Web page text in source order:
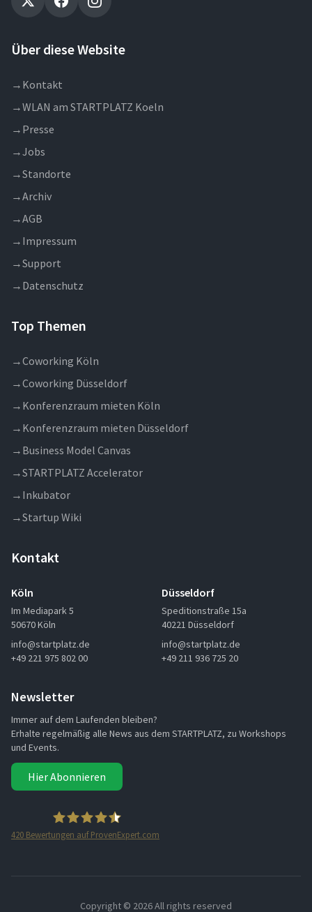
Über diese Website
→ Kontakt
→WLAN am STARTPLATZ Koeln
→ Presse
→Jobs
→Standorte
→Archiv
→AGB
→ Impressum
→Support
→ Datenschutz
Top Themen
→Coworking Köln
→Coworking Düsseldorf
→ Konferenzraum mieten Köln
→ Konferenzraum mieten Düsseldorf
→ Business Model Canvas
→STARTPLATZ Accelerator
→ Inkubator
→Startup Wiki
Kontakt
Köln
Im Mediapark 5
50670 Köln
info@startplatz.de
+49 221 975 802 00
Düsseldorf
Speditionstraße 15a
40221 Düsseldorf
info@startplatz.de
+49 211 936 725 20
Newsletter
Immer auf dem Laufenden bleiben?
Erhalte regelmäßig alle News aus dem STARTPLATZ, zu Workshops
und Events.
Hier Abonnieren
420 Bewertungen auf ProvenExpert.com
Copyright © 2026 All rights reserved